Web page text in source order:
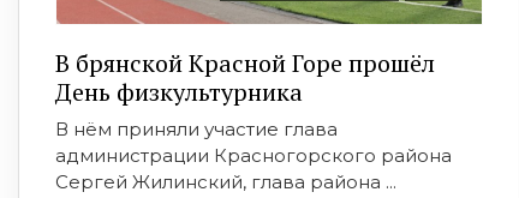
В брянской Красной Горе прошёл
День физкультурника
В нём приняли участие глава
администрации Красногорского района
Сергей Жилинский, глава района ...